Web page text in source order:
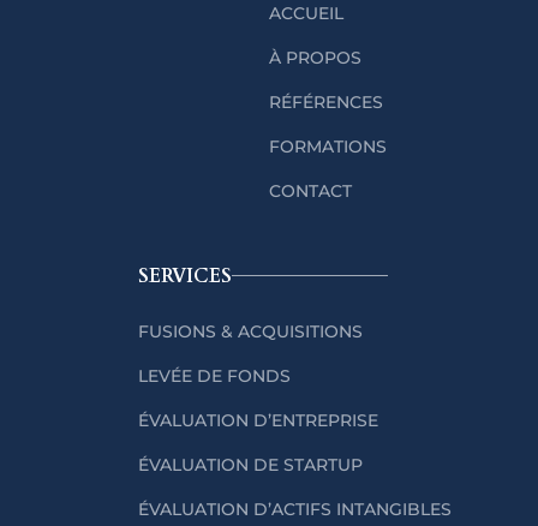
ACCUEIL
À PROPOS
RÉFÉRENCES
FORMATIONS
CONTACT
SERVICES
FUSIONS & ACQUISITIONS
LEVÉE DE FONDS
ÉVALUATION D’ENTREPRISE
ÉVALUATION DE STARTUP
ÉVALUATION D’ACTIFS INTANGIBLES